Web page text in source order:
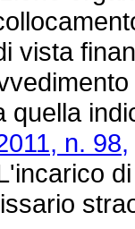
vista
quella
n. 98,